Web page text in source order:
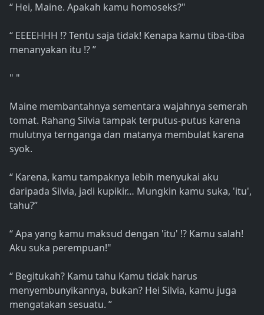
“ Hei, Maine. Apakah kamu homoseks?"
“ EEEEHHH !? Tentu saja tidak! Kenapa kamu tiba-tiba
menanyakan itu !? ”
" "
Maine membantahnya sementara wajahnya semerah
tomat. Rahang Silvia tampak terputus-putus karena
mulutnya ternganga dan matanya membulat karena
syok.
“ Karena, kamu tampaknya lebih menyukai aku
daripada Silvia, jadi kupikir… Mungkin kamu suka, 'itu',
tahu?”
“ Apa yang kamu maksud dengan 'itu' !? Kamu salah!
Aku suka perempuan!"
“ Begitukah? Kamu tahu Kamu tidak harus
menyembunyikannya, bukan? Hei Silvia, kamu juga
mengatakan sesuatu. ”